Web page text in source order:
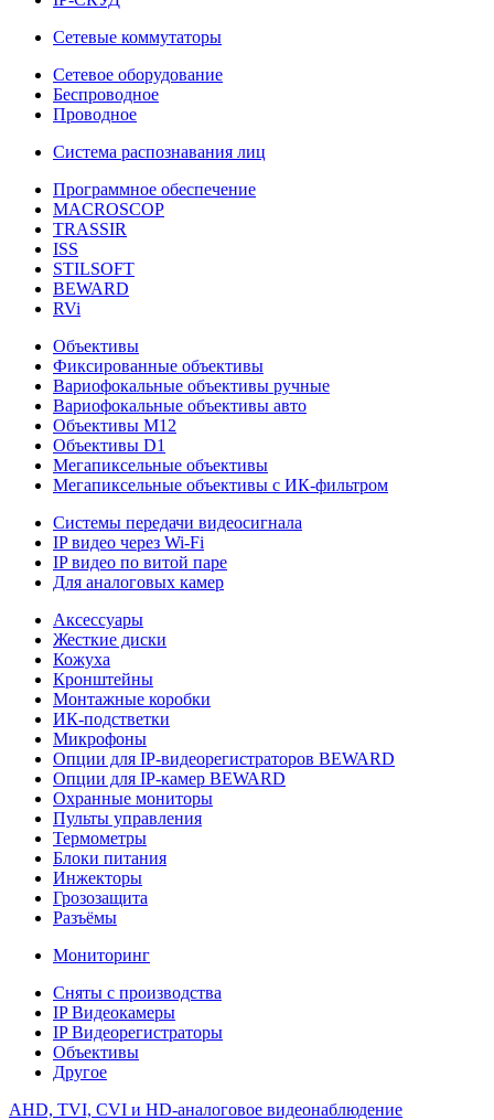
Сетевые коммутаторы
Сетевое оборудование
Беспроводное
Проводное
Система распознавания лиц
Программное обеспечение
MACROSCOP
TRASSIR
ISS
STILSOFT
BEWARD
RVi
Объективы
Фиксированные объективы
Вариофокальные объективы ручные
Вариофокальные объективы авто
Объективы М12
Объективы D1
Мегапиксельные объективы
Мегапиксельные объективы с ИК-фильтром
Системы передачи видеосигнала
IP видео через Wi-Fi
IP видео по витой паре
Для аналоговых камер
Аксессуары
Жесткие диски
Кожуха
Кронштейны
Монтажные коробки
ИК-подстветки
Микрофоны
Опции для IP-видеорегистраторов BEWARD
Опции для IP-камер BEWARD
Охранные мониторы
Пульты управления
Термометры
Блоки питания
Инжекторы
Грозозащита
Разъёмы
Мониторинг
Сняты с производства
IP Видеокамеры
IP Видеорегистраторы
Объективы
Другое
AHD, TVI, CVI и HD-аналоговое видеонаблюдение